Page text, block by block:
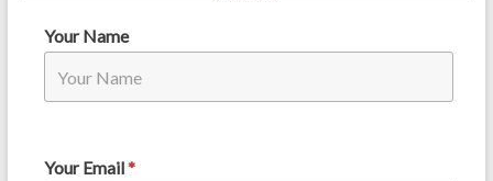
Your Name
Your Email*